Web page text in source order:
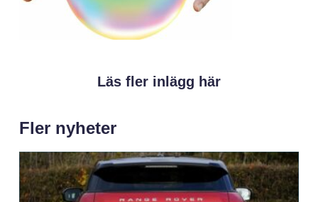
Läs fler inlägg här
Fler nyheter